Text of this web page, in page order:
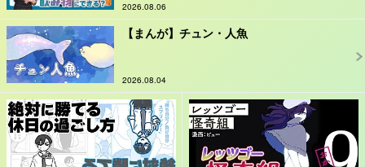
2026.08.06
【まんが】チュン・人魚
2026.08.04